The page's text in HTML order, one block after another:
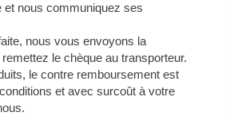
et nous communiquez ses
nous vous envoyons la
le chèque au transporteur.
le contre remboursement est
et avec surcoût à votre